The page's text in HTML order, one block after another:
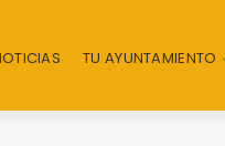
TU AYUNTAMIENTO